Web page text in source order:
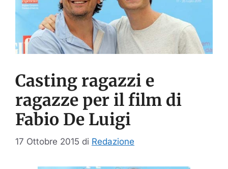
Casting ragazzi e
ragazze per il film di
Fabio De Luigi
17 Ottobre 2015 di Redazione